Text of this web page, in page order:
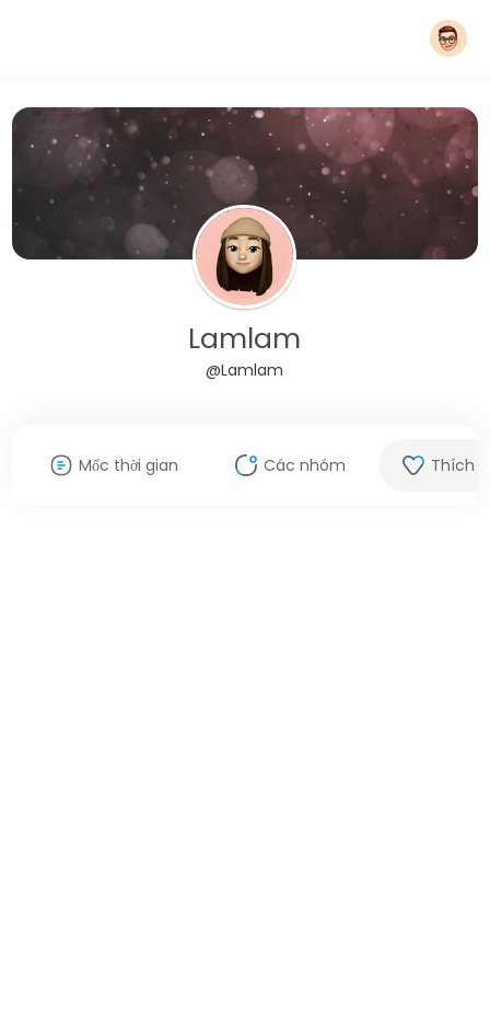
Lamlam
@Lamlam
Mốc thời gian Các nhóm Thích